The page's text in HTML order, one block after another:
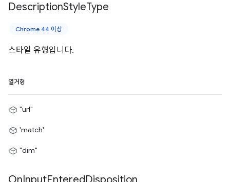
DescriptionStyleType
Chrome 44 이상
스타일 유형입니다.
열거형
"url"
'match'
"dim"